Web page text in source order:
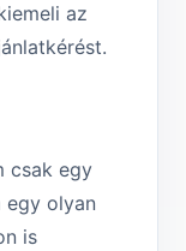
az
csak egy
egy olyan
is